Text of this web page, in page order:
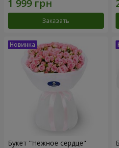
Заказать
Букет "Нежное сердце"